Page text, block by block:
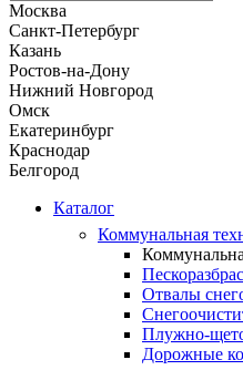
Москва
Санкт-Петербург
Казань
Ростов-на-Дону
Нижний Новгород
Омск
Екатеринбург
Краснодар
Белгород
Каталог
Коммунальная
Отвалы
Плужно-
Дорожные